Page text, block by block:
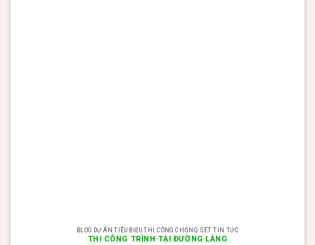
BLOG DỰ ÁN TIÊU BIỂU THI CÔNG CHỐNG SÉT TIN TỨC
THI CÔNG TRÌNH TẠI ĐƯỜNG LÁNG